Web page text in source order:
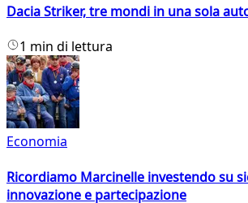
Dacia Striker, tre mondi in una sola
1 min di lettura
Economia
Ricordiamo Marcinelle investendo su
innovazione e partecipazione